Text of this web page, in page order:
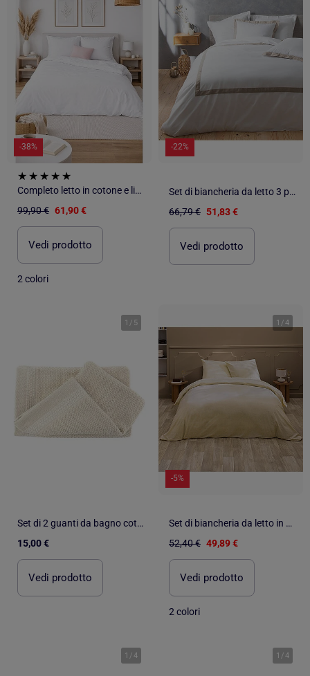
-38%
Completo letto in cotone e lino lavato tinta unita
99,90 € 61,90 €
Vedi prodotto
2 colori
-22%
Set di biancheria da letto 3 pezzi in cotone e lino
66,79 € 51,83 €
Vedi prodotto
1 / 5
Set di 2 guanti da bagno cotone lino spugna LINA
15,00 €
Vedi prodotto
1 /4
-5%
Set di biancheria da letto in polilene 3 pezzi, copertina + federe
52,40 € 49,89 €
Vedi prodotto
2 colori
1 /4 1 /4